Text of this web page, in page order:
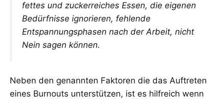
fettes und zuckerreiches Essen, die eigenen
Bedürfnisse ignorieren, fehlende
Entspannungsphasen nach der Arbeit, nicht
Nein sagen können.
Neben den genannten Faktoren die das Auftreten
eines Burnouts unterstützen, ist es hilfreich wenn